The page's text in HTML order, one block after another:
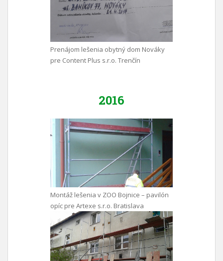
Prenájom lešenia obytný dom Nováky
pre Content Plus s.r.o. Trenčín
2016
Montáž lešenia v ZOO Bojnice – pavilón
opíc pre Artexe s.r.o. Bratislava